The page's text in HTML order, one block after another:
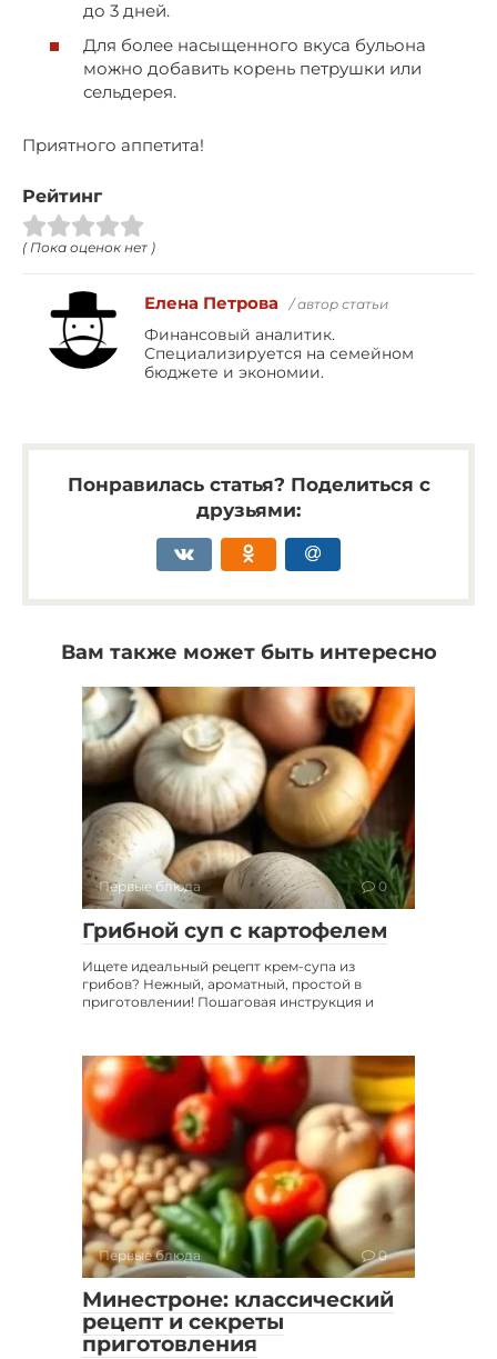
до 3 дней.
Для более насыщенного вкуса бульона
можно добавить корень петрушки или
сельдерея.
Приятного аппетита!
Рейтинг
( Пока оценок нет )
Елена Петрова / автор статьи
Финансовый аналитик.
Специализируется на семейном
бюджете и экономии.
Понравилась статья? Поделиться с
друзьями:
Вам также может быть интересно
Первые блюда 0
Грибной суп с картофелем
Ищете идеальный рецепт крем-супа из
грибов? Нежный, ароматный, простой в
приготовлении! Пошаговая инструкция и
Первые блюда 0
Минестроне: классический
рецепт и секреты
приготовления